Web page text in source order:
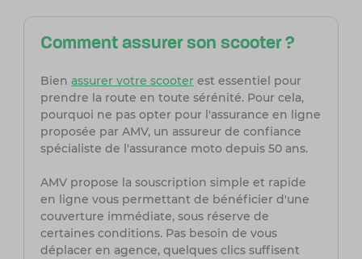
Comment assurer son scooter ?
Bien assurer votre scooterest essentiel pour
prendre la route en toute sérénité. Pour cela,
pourquoi ne pas opter pour l'assurance en ligne
proposée par AMV, un assureur de confiance
spécialiste de l'assurance moto depuis 50 ans.
AMV propose la souscription simple et rapide
en ligne vous permettant de bénéficier d'une
couverture immédiate, sous réserve de
certaines conditions. Pas besoin de vous
déplacer en agence, quelques clics suffisent